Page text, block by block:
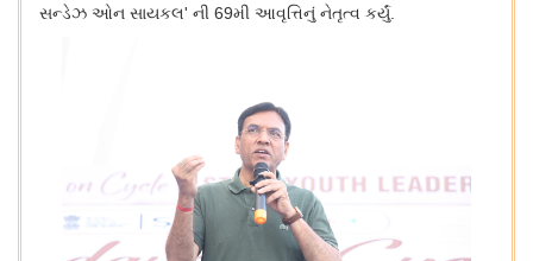
સન્ડેઝ ઓન સાયકલ' ની 69મી આવૃત્તિનું નેતૃત્વ કર્યું.